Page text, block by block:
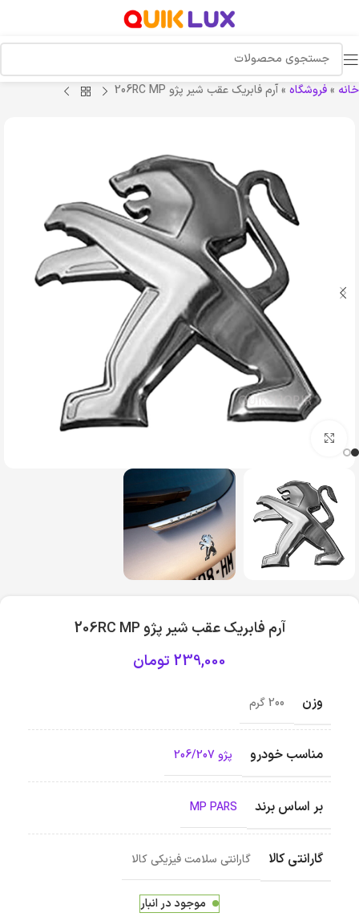
خانه »فروشگاه »آرم فابریک عقب شیر پژو 206RC MP
آرم فابریک عقب شیر پژو 206RC MP
239,000 تومان
وزن 200 گرم
مناسب خودرو پژو 206/207
بر اساس برند MP PARS
گارانتی کالا گارانتی سلامت فیزیکی کالا
موجود در انبار